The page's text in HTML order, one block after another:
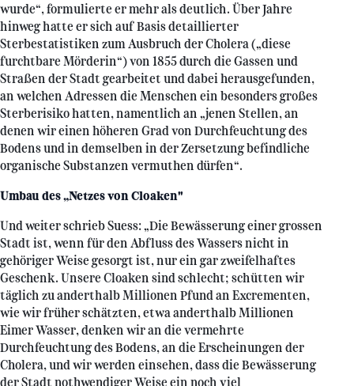
wurde“, formulierte er mehr als deutlich. Über Jahre
hinweg hatte er sich auf Basis detaillierter
Sterbestatistiken zum Ausbruch der Cholera („diese
furchtbare Mörderin“) von 1855 durch die Gassen und
Straßen der Stadt gearbeitet und dabei herausgefunden,
an welchen Adressen die Menschen ein besonders großes
Sterberisiko hatten, namentlich an „jenen Stellen, an
denen wir einen höheren Grad von Durchfeuchtung des
Bodens und in demselben in der Zersetzung befindliche
organische Substanzen vermuthen dürfen“.
Umbau des „Netzes von Cloaken"
Und weiter schrieb Suess: „Die Bewässerung einer grossen
Stadt ist, wenn für den Abfluss des Wassers nicht in
gehöriger Weise gesorgt ist, nur ein gar zweifelhaftes
Geschenk. Unsere Cloaken sind schlecht; schütten wir
täglich zu anderthalb Millionen Pfund an Excrementen,
wie wir früher schätzten, etwa anderthalb Millionen
Eimer Wasser, denken wir an die vermehrte
Durchfeuchtung des Bodens, an die Erscheinungen der
Cholera, und wir werden einsehen, dass die Bewässerung
der Stadt nothwendiger Weise ein noch viel